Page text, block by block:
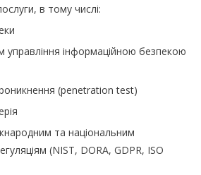
в тому числі:
управління інформаційною безпекою
(penetration test)
та національним
(NIST, DORA, GDPR, ISO